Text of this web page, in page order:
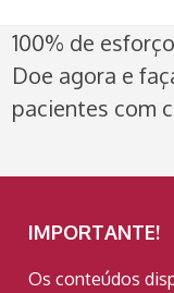
100% de
Doe agora e
pacientes com
IMPORTANTE!
Os conteúdos